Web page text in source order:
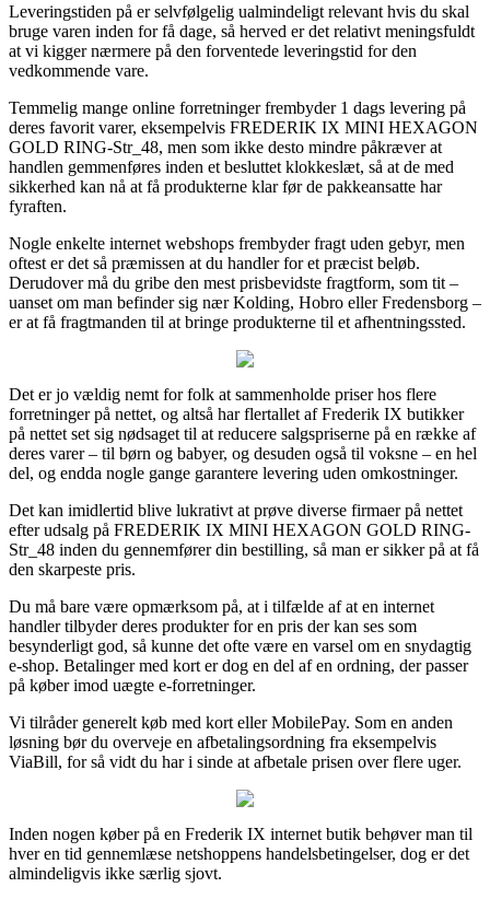
Leveringstiden på er selvfølgelig ualmindeligt relevant hvis du skal
bruge varen inden for få dage, så herved er det relativt meningsfuldt
at vi kigger nærmere på den forventede leveringstid for den
vedkommende vare.
Temmelig mange online forretninger frembyder 1 dags levering på
deres favorit varer, eksempelvis FREDERIK IX MINI HEXAGON
GOLD RING-Str_48, men som ikke desto mindre påkræver at
handlen gemmenføres inden et besluttet klokkeslæt, så at de med
sikkerhed kan nå at få produkterne klar før de pakkeansatte har
fyraften.
Nogle enkelte internet webshops frembyder fragt uden gebyr, men
oftest er det så præmissen at du handler for et præcist beløb.
Derudover må du gribe den mest prisbevidste fragtform, som tit –
uanset om man befinder sig nær Kolding, Hobro eller Fredensborg –
er at få fragtmanden til at bringe produkterne til et afhentningssted.
Det er jo vældig nemt for folk at sammenholde priser hos flere
forretninger på nettet, og altså har flertallet af Frederik IX butikker
på nettet set sig nødsaget til at reducere salgspriserne på en række af
deres varer – til børn og babyer, og desuden også til voksne – en hel
del, og endda nogle gange garantere levering uden omkostninger.
Det kan imidlertid blive lukrativt at prøve diverse firmaer på nettet
efter udsalg på FREDERIK IX MINI HEXAGON GOLD RING-
Str_48 inden du gennemfører din bestilling, så man er sikker på at få
den skarpeste pris.
Du må bare være opmærksom på, at i tilfælde af at en internet
handler tilbyder deres produkter for en pris der kan ses som
besynderligt god, så kunne det ofte være en varsel om en snydagtig
e-shop. Betalinger med kort er dog en del af en ordning, der passer
på køber imod uægte e-forretninger.
Vi tilråder generelt køb med kort eller MobilePay. Som en anden
løsning bør du overveje en afbetalingsordning fra eksempelvis
ViaBill, for så vidt du har i sinde at afbetale prisen over flere uger.
Inden nogen køber på en Frederik IX internet butik behøver man til
hver en tid gennemlæse netshoppens handelsbetingelser, dog er det
almindeligvis ikke særlig sjovt.